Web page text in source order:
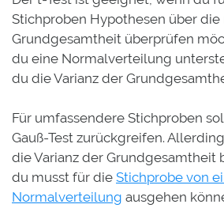
Stichproben Hypothesen über
Grundgesamtheit überprüfen
du eine Normalverteilung
du die Varianz der
Für umfassendere Stichproben
Gauß-Test zurückgreifen.
die Varianz der Grundgesamtheit
du musst für die Stichprobe von
Normalverteilung ausgehen